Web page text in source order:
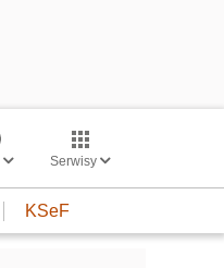
Serwisy
KSeF